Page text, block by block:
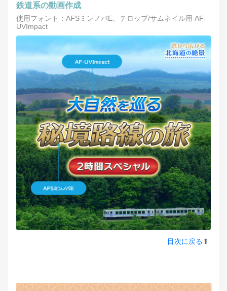
鉄道系の動画作成
使用フォント：AFSミンノバE、テロップ/サムネイル用 AF-
UVImpact
目次に戻る⬆︎